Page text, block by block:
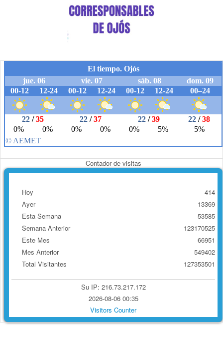
Contador de visitas
Hoy
Ayer
Esta Semana
Semana Anterior
Este Mes
Mes Anterior
Total Visitantes
414
13369
53585
123170525
66951
549402
127353501
Su IP: 216.73.217.172
2026-08-06 00:35
Visitors Counter